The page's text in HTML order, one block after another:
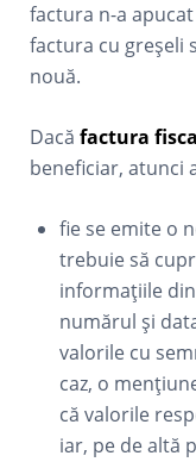
factura n-a
factura cu greșeli
nouă.
Dacăfactura
beneficiar, atunci
fie se emite o
trebuie să
informațiile
numărul și
valorile cu
caz, o
că valorile
iar, pe de altă